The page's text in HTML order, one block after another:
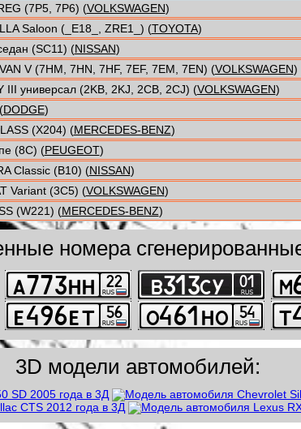
(7P5, 7P6) (VOLKSWAGEN)
Saloon (_E18_, ZRE1_) (TOYOTA)
(SC11) (NISSAN)
V (7HM, 7HN, 7HF, 7EF, 7EM, 7EN) (VOLKSWAGEN)
III универсал (2KB, 2KJ, 2CB, 2CJ) (VOLKSWAGEN)
DODGE)
(X204) (MERCEDES-BENZ)
(8C) (PEUGEOT)
Classic (B10) (NISSAN)
Variant (3C5) (VOLKSWAGEN)
(W221) (MERCEDES-BENZ)
номера
3D модели автомобилей: